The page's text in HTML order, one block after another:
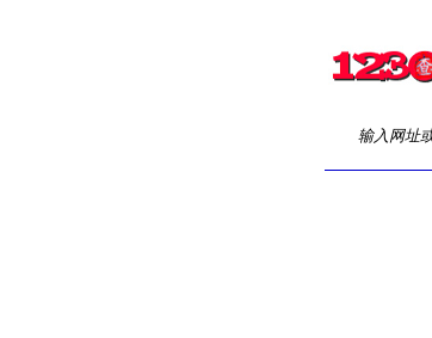
输入网址